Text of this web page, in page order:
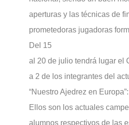
aperturas y las técnicas de
prometedoras jugadoras
Del 15
al 20 de julio tendrá lugar el
a 2 de los integrantes del
“Nuestro Ajedrez en
Ellos son los actuales
alumnos respectivos de las